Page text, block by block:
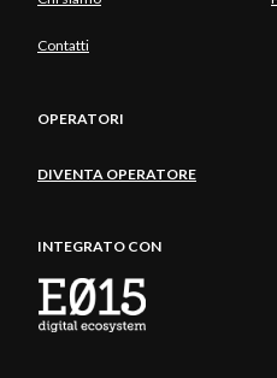
Contatti
OPERATORI
DIVENTA OPERATORE
INTEGRATO CON